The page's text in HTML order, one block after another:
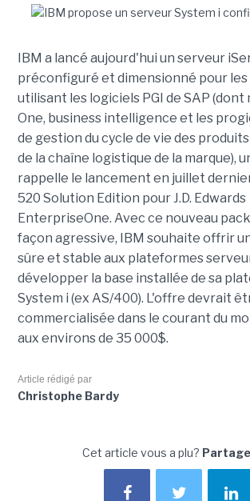
IBM a lancé aujourd'hui un serveur
préconfiguré et dimensionné pour
utilisant les logiciels PGI de SAP (dont
One, business intelligence et les
de gestion du cycle de vie des
de la chaîne logistique de la marque),
rappelle le lancement en juillet
520 Solution Edition pour J.D. Edwards
EnterpriseOne. Avec ce nouveau
façon agressive, IBM souhaite offrir
sûre et stable aux plateformes
développer la base installée de sa
System i (ex AS/400). L'offre devrait
commercialisée dans le courant du
aux environs de 35 000$.
Article rédigé par
Christophe Bardy
Cet article vous a plu?